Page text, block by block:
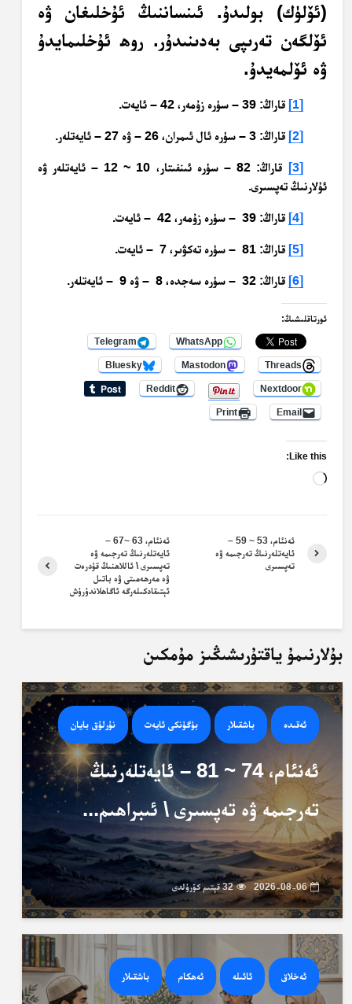
(ئۆلۈك) بولىدۇ. ئىنساننىڭ ئۇخلىغان ۋە
ئۆلگەن تەرىپى بەدىنىدۇر. روھ ئۇخلىمايدۇ
ۋە ئۆلمەيدۇ.
[1] قاراڭ: 39 – سۈرە زۇمەر، 42 – ئايەت.
[2] قاراڭ: 3 – سۈرە ئال ئىمران، 26 – ۋە 27 – ئايەتلەر.
[3]
قاراڭ: 82 – سۈرە ئىنفىتار، 10 ~ 12 – ئايەتلەر ۋە
ئۇلارنىڭ تەپسىرى.
[4] قاراڭ: 39 – سۈرە زۇمەر، 42 – ئايەت.
[5] قاراڭ: 81 – سۈرە تەكۋىر، 7 – ئايەت.
[6] قاراڭ: 32 – سۈرە سەجدە، 8 – ۋە 9 – ئايەتلەر.
ئورتاقلىشىڭ:
WhatsApp
Telegram
Threads
Mastodon
Bluesky
Nextdoor
Reddit
Email
Print
Like this:
Loading…
ئەنئام، 63 ~67 –
ئايەتلەرنىڭ تەرجىمە ۋە
تەپسىرى \ ئاللاھنىڭ قۇدرەت
ۋە مەرھەمىتى ۋە باتىل
ئېتىقادكىلەرگە ئاگاھلاندۇرۇش
ئەنئام، 53 ~ 59 –
ئايەتلەرنىڭ تەرجىمە ۋە
تەپسىرى
بۇلارنىمۇ ياقتۇرىشىڭىز مۇمكىن
ئەقىدە باشقىلار بۈگۈنكى ئايەت نۇرلۇق بايان
ئەنئام، 74 ~ 81 – ئايەتلەرنىڭ
تەرجىمە ۋە تەپسىرى \ ئىبراھىم...
2026-08-06 32 قېتىم كۆرۈلدى
ئەخلاق ئائىلە ئەھكام باشقىلار